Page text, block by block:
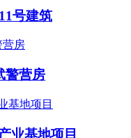
号建筑
警营房
业基地项目